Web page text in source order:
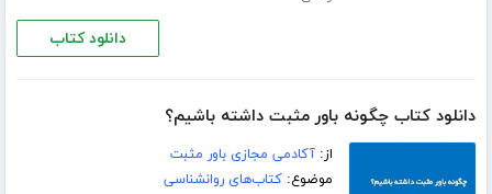
دانلود کتاب
دانلود کتاب چگونه باور مثبت داشته باشیم؟
از:آکادمی مجازی باور مثبت
موضوع:کتاب‌های روانشناسی